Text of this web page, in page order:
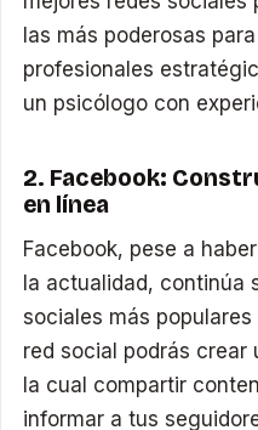
las más poderosas
profesionales
un psicólogo con
2. Facebook:
en línea
Facebook, pese a
la actualidad, continúa
sociales más
red social podrás crear
la cual compartir
informar a tus